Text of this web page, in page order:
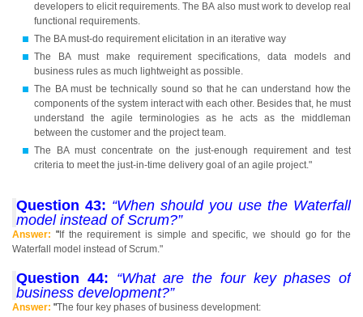
developers to elicit requirements. The BA also must work to develop real
functional requirements.
The BA must-do requirement elicitation in an iterative way
The BA must make requirement specifications, data models and
business rules as much lightweight as possible.
The BA must be technically sound so that he can understand how the
components of the system interact with each other. Besides that, he must
understand the agile terminologies as he acts as the middleman
between the customer and the project team.
The BA must concentrate on the just-enough requirement and test
criteria to meet the just-in-time delivery goal of an agile project."
Question 43: “When should you use the Waterfall
model instead of Scrum?”
Answer: "If the requirement is simple and specific, we should go for the
Waterfall model instead of Scrum."
Question 44: “What are the four key phases of
business development?”
Answer: "The four key phases of business development: